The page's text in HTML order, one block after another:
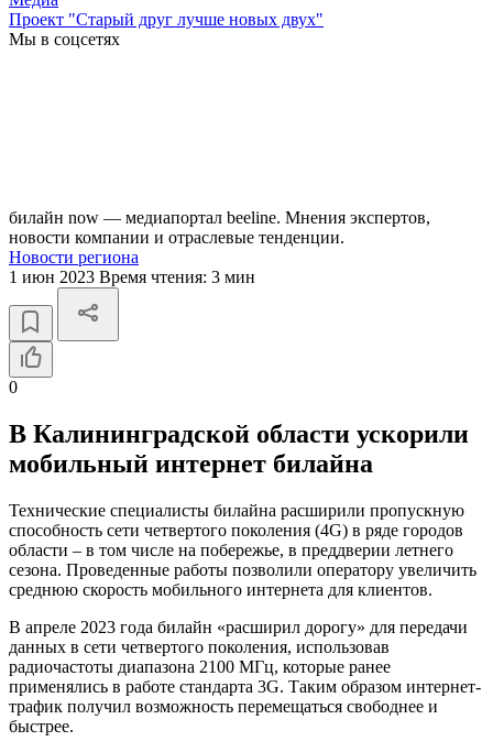
Проект "Старый друг лучше новых двух"
Мы в соцсетях
билайн now — медиапортал beeline. Мнения экспертов,
новости компании и отраслевые тенденции.
Новости региона
1 июн 2023 Время чтения: 3 мин
0
В Калининградской области ускорили
мобильный интернет билайна
Технические специалисты билайна расширили пропускную
способность сети четвертого поколения (4G) в ряде городов
области – в том числе на побережье, в преддверии летнего
сезона. Проведенные работы позволили оператору увеличить
среднюю скорость мобильного интернета для клиентов.
В апреле 2023 года билайн «расширил дорогу» для передачи
данных в сети четвертого поколения, использовав
радиочастоты диапазона 2100 МГц, которые ранее
применялись в работе стандарта 3G. Таким образом интернет-
трафик получил возможность перемещаться свободнее и
быстрее.